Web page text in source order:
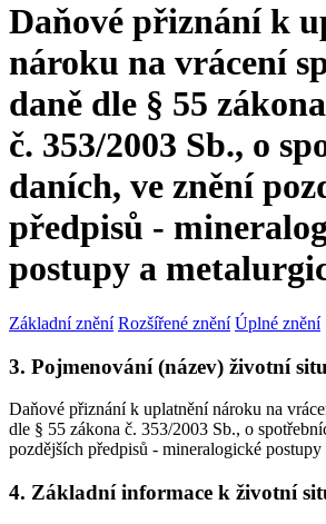
Daňové přiznání k
nároku na vrácení
daně dle § 55 zákona
č. 353/2003 Sb., o
daních, ve znění
předpisů -
postupy a
Základní znění Rozšířené znění Úplné znění
3. Pojmenování (název) životní
Daňové přiznání k uplatnění nároku na
dle § 55 zákona č. 353/2003 Sb., o
pozdějších předpisů - mineralogické
4. Základní informace k životní